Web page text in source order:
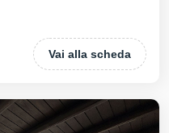
Vai alla scheda